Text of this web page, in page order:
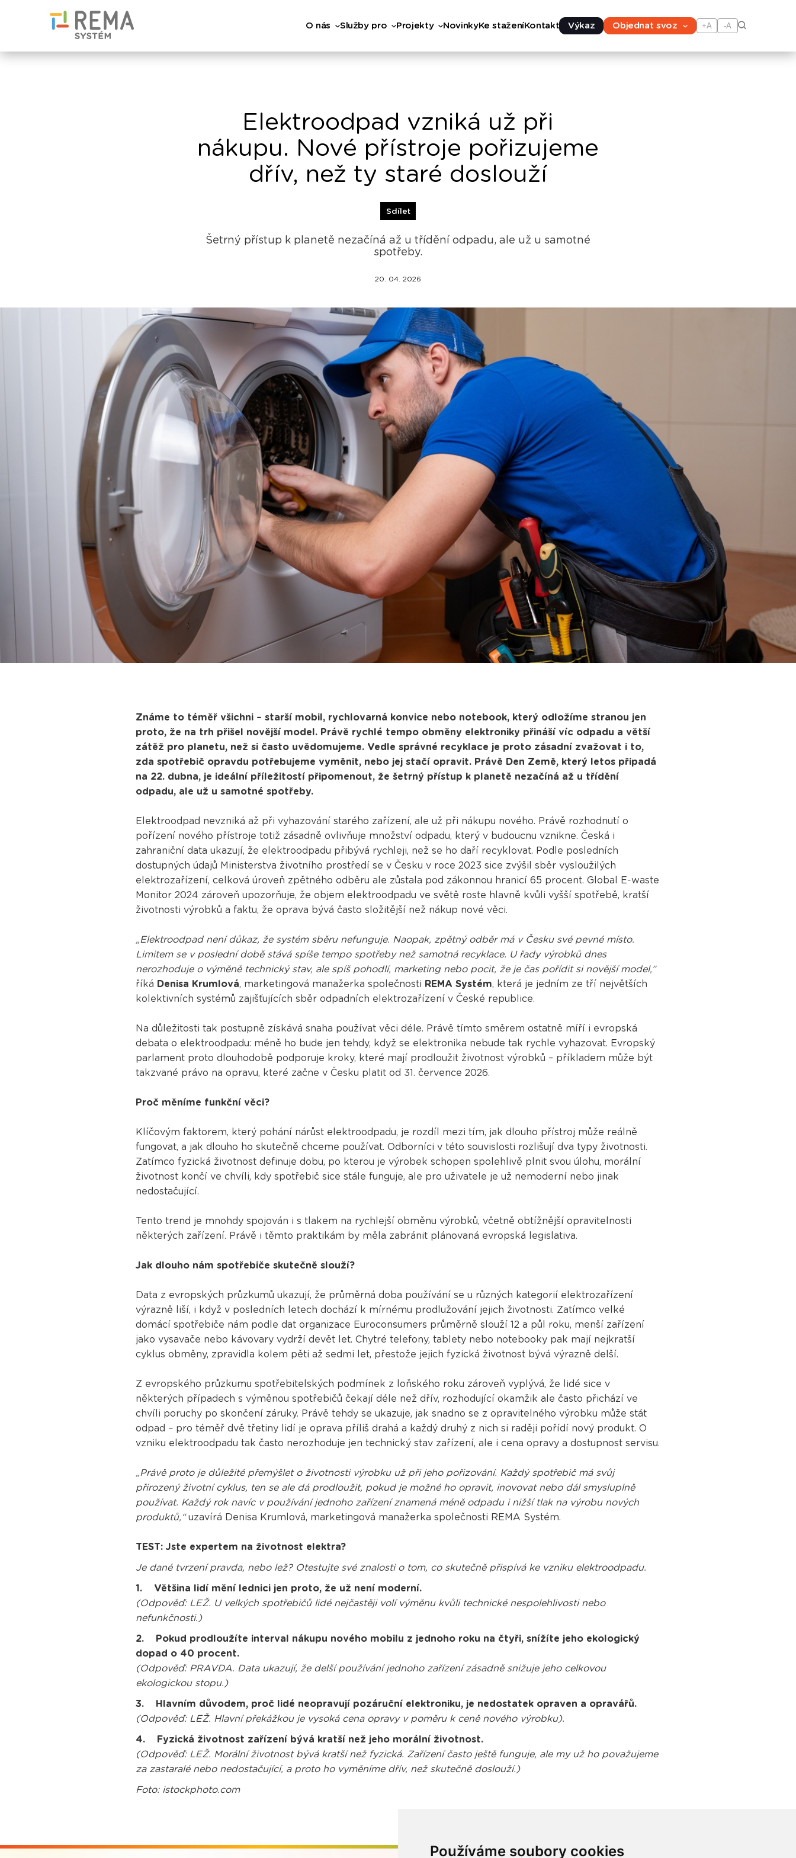
Používáme soubory cookies
O nás Služby pro Projekty NovinkyKe staženíKontakt Výkaz Objednat svoz +A -A
Elektroodpad vzniká už při
nákupu. Nové přístroje pořizujeme
dřív, než ty staré doslouží
Sdílet
Šetrný přístup k planetě nezačíná až u třídění odpadu, ale už u samotné
spotřeby.
20. 04. 2026
Známe to téměř všichni – starší mobil, rychlovarná konvice nebo notebook, který odložíme stranou jen
proto, že na trh přišel novější model. Právě rychlé tempo obměny elektroniky přináší víc odpadu a větší
zátěž pro planetu, než si často uvědomujeme. Vedle správné recyklace je proto zásadní zvažovat i to,
zda spotřebič opravdu potřebujeme vyměnit, nebo jej stačí opravit. Právě Den Země, který letos připadá
na 22. dubna, je ideální příležitostí připomenout, že šetrný přístup k planetě nezačíná až u třídění
odpadu, ale už u samotné spotřeby.
Elektroodpad nevzniká až při vyhazování starého zařízení, ale už při nákupu nového. Právě rozhodnutí o
pořízení nového přístroje totiž zásadně ovlivňuje množství odpadu, který v budoucnu vznikne. Česká i
zahraniční data ukazují, že elektroodpadu přibývá rychleji, než se ho daří recyklovat. Podle posledních
dostupných údajů Ministerstva životního prostředí se v Česku v roce 2023 sice zvýšil sběr vysloužilých
elektrozařízení, celková úroveň zpětného odběru ale zůstala pod zákonnou hranicí 65 procent. Global E-waste
Monitor 2024 zároveň upozorňuje, že objem elektroodpadu ve světě roste hlavně kvůli vyšší spotřebě, kratší
životnosti výrobků a faktu, že oprava bývá často složitější než nákup nové věci.
„Elektroodpad není důkaz, že systém sběru nefunguje. Naopak, zpětný odběr má v Česku své pevné místo.
Limitem se v poslední době stává spíše tempo spotřeby než samotná recyklace. U řady výrobků dnes
nerozhoduje o výměně technický stav, ale spíš pohodlí, marketing nebo pocit, že je čas pořídit si novější model,”
říká Denisa Krumlová, marketingová manažerka společnosti REMA Systém, která je jedním ze tří největších
kolektivních systémů zajišťujících sběr odpadních elektrozařízení v České republice.
Na důležitosti tak postupně získává snaha používat věci déle. Právě tímto směrem ostatně míří i evropská
debata o elektroodpadu: méně ho bude jen tehdy, když se elektronika nebude tak rychle vyhazovat. Evropský
parlament proto dlouhodobě podporuje kroky, které mají prodloužit životnost výrobků – příkladem může být
takzvané právo na opravu, které začne v Česku platit od 31. července 2026.
Proč měníme funkční věci?
Klíčovým faktorem, který pohání nárůst elektroodpadu, je rozdíl mezi tím, jak dlouho přístroj může reálně
fungovat, a jak dlouho ho skutečně chceme používat. Odborníci v této souvislosti rozlišují dva typy životnosti.
Zatímco fyzická životnost definuje dobu, po kterou je výrobek schopen spolehlivě plnit svou úlohu, morální
životnost končí ve chvíli, kdy spotřebič sice stále funguje, ale pro uživatele je už nemoderní nebo jinak
nedostačující.
Tento trend je mnohdy spojován i s tlakem na rychlejší obměnu výrobků, včetně obtížnější opravitelnosti
některých zařízení. Právě i těmto praktikám by měla zabránit plánovaná evropská legislativa.
Jak dlouho nám spotřebiče skutečně slouží?
Data z evropských průzkumů ukazují, že průměrná doba používání se u různých kategorií elektrozařízení
výrazně liší, i když v posledních letech dochází k mírnému prodlužování jejich životnosti. Zatímco velké
domácí spotřebiče nám podle dat organizace Euroconsumers průměrně slouží 12 a půl roku, menší zařízení
jako vysavače nebo kávovary vydrží devět let. Chytré telefony, tablety nebo notebooky pak mají nejkratší
cyklus obměny, zpravidla kolem pěti až sedmi let, přestože jejich fyzická životnost bývá výrazně delší.
Z evropského průzkumu spotřebitelských podmínek z loňského roku zároveň vyplývá, že lidé sice v
některých případech s výměnou spotřebičů čekají déle než dřív, rozhodující okamžik ale často přichází ve
chvíli poruchy po skončení záruky. Právě tehdy se ukazuje, jak snadno se z opravitelného výrobku může stát
odpad – pro téměř dvě třetiny lidí je oprava příliš drahá a každý druhý z nich si raději pořídí nový produkt. O
vzniku elektroodpadu tak často nerozhoduje jen technický stav zařízení, ale i cena opravy a dostupnost servisu.
„Právě proto je důležité přemýšlet o životnosti výrobku už při jeho pořizování. Každý spotřebič má svůj
přirozený životní cyklus, ten se ale dá prodloužit, pokud je možné ho opravit, inovovat nebo dál smysluplně
používat. Každý rok navíc v používání jednoho zařízení znamená méně odpadu i nižší tlak na výrobu nových
produktů,“uzavírá Denisa Krumlová, marketingová manažerka společnosti REMA Systém.
TEST: Jste expertem na životnost elektra?
Je dané tvrzení pravda, nebo lež? Otestujte své znalosti o tom, co skutečně přispívá ke vzniku elektroodpadu.
1. Většina lidí mění lednici jen proto, že už není moderní.
(Odpověď: LEŽ. U velkých spotřebičů lidé nejčastěji volí výměnu kvůli technické nespolehlivosti nebo
nefunkčnosti.)
2. Pokud prodloužíte interval nákupu nového mobilu z jednoho roku na čtyři, snížíte jeho ekologický
dopad o 40 procent.
(Odpověď: PRAVDA. Data ukazují, že delší používání jednoho zařízení zásadně snižuje jeho celkovou
ekologickou stopu.)
3. Hlavním důvodem, proč lidé neopravují pozáruční elektroniku, je nedostatek opraven a opravářů.
(Odpověď: LEŽ. Hlavní překážkou je vysoká cena opravy v poměru k ceně nového výrobku).
4. Fyzická životnost zařízení bývá kratší než jeho morální životnost.
(Odpověď: LEŽ. Morální životnost bývá kratší než fyzická. Zařízení často ještě funguje, ale my už ho považujeme
za zastaralé nebo nedostačující, a proto ho vyměníme dřív, než skutečně doslouží.)
Foto: istockphoto.com